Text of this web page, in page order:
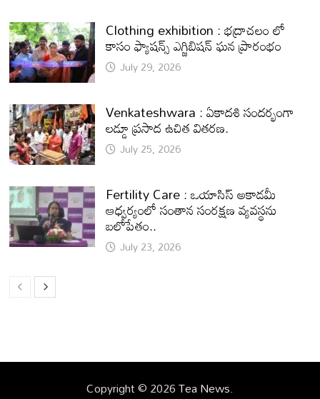
Clothing exhibition : భద్రాచలం లో
కాసం ఫ్యాషన్స్ ఎగ్జిబిషన్ ఘన ప్రారంభం
July 29, 2026
Venkateshwara : ఏకాదశి సందర్భంగా
లడ్డూ ప్రసాద ఉచిత వితరణ.
July 25, 2026
Fertility Care : ఒయాసిస్ అకాడమీ
ఆధ్వర్యంలో సంతాన సంరక్షణ వ్యవస్థను
బలోపేతం..
July 23, 2026
Copyright © 2026Tea News.